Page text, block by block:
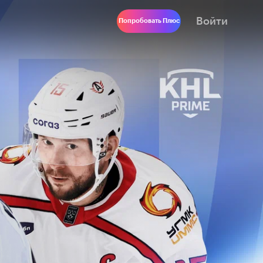
Попробовать Плюс Войти